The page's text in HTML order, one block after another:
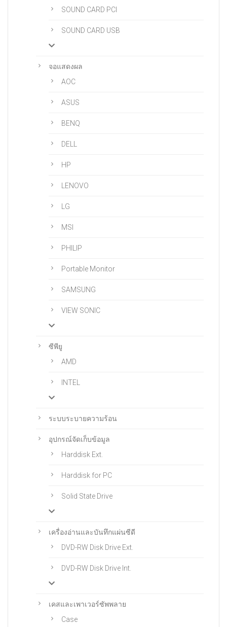
SOUND CARD PCI
SOUND CARD USB
จอแสดงผล
AOC
ASUS
BENQ
DELL
HP
LENOVO
LG
MSI
PHILIP
Portable Monitor
SAMSUNG
VIEW SONIC
ซีพียู
AMD
INTEL
ระบบระบายความร้อน
อุปกรณ์จัดเก็บข้อมูล
Harddisk Ext.
Harddisk for PC
Solid State Drive
เครื่องอ่านและบันทึกแผ่นซีดี
DVD-RW Disk Drive Ext.
DVD-RW Disk Drive Int.
เคสและเพาเวอร์ซัพพลาย
Case